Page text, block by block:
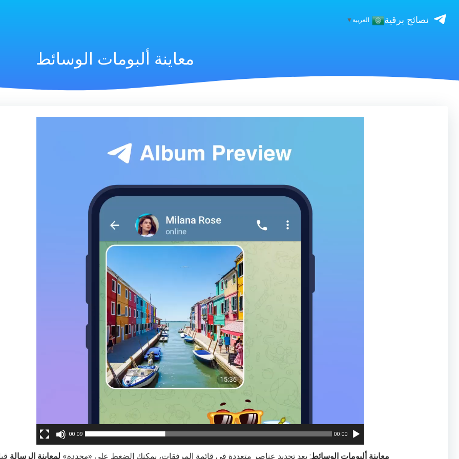
نصائح برقية العربية▼
معاينة ألبومات الوسائط
00:00
00:09
معاينة ألبومات الوسائط: بعد تحديد عناصر متعددة في قائمة المرفقات، يمكنك الضغط على «محددة» لمعاينة الرسالة